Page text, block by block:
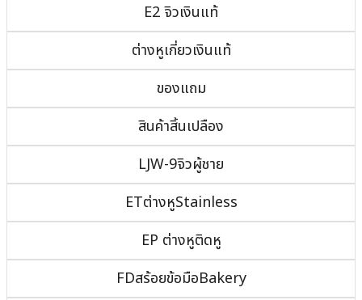
E2 จิวเงินแท้
ต่างหูเกี่ยวเงินแท้
ของแถม
สินค้าสิ้นเปลือง
LJW-9จิวผู้ชาย
ETต่างหูStainless
EP ต่างหูติดหู
FDสร้อยข้อมือBakery